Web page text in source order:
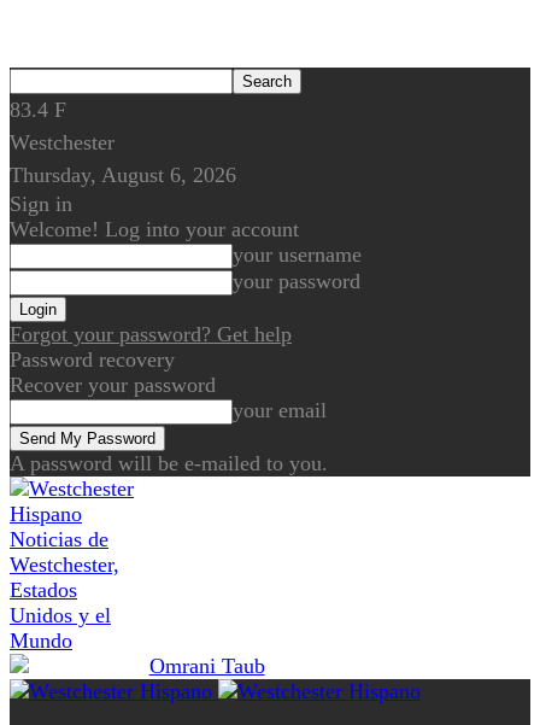
83.4 F
Westchester
Thursday, August 6, 2026
Sign in
Welcome! Log into your account
your username
your password
Forgot your password? Get help
Password recovery
Recover your password
your email
A password will be e-mailed to you.
Noticias de
Westchester,
Estados
Unidos y el
Mundo